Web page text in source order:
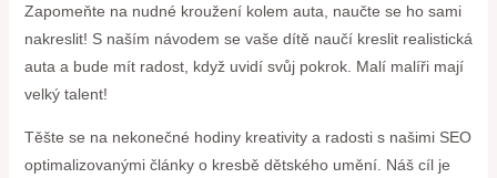
Zapomeňte na nudné kroužení kolem auta, naučte se ho sami
nakreslit! S naším návodem se vaše dítě naučí kreslit realistická
auta a bude mít radost, když uvidí svůj pokrok. Malí malíři mají
velký talent!
Těšte se na nekonečné hodiny kreativity a radosti s našimi SEO
optimalizovanými články o kresbě dětského umění. Náš cíl je